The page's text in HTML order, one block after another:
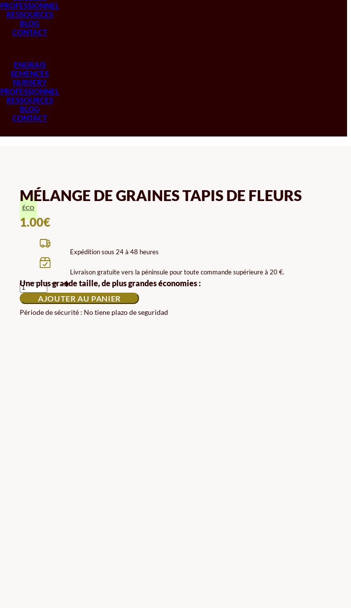
PROFESSIONNEL
RESSOURCES
BLOG
CONTACT
ENGRAIS
SEMENCES
NURSERY
PROFESSIONNEL
RESSOURCES
BLOG
CONTACT
MÉLANGE DE GRAINES TAPIS DE FLEURS
ÉCO
1.00€
Expédition sous 24 à 48 heures
Livraison gratuite vers la péninsule pour toute commande supérieure à 20 €.
Une plus grande taille, de plus grandes économies :
QUANTITÉ
DE
MÉLANGE
DE
GRAINES
AJOUTER AU PANIER
Période de sécurité : No tiene plazo de seguridad